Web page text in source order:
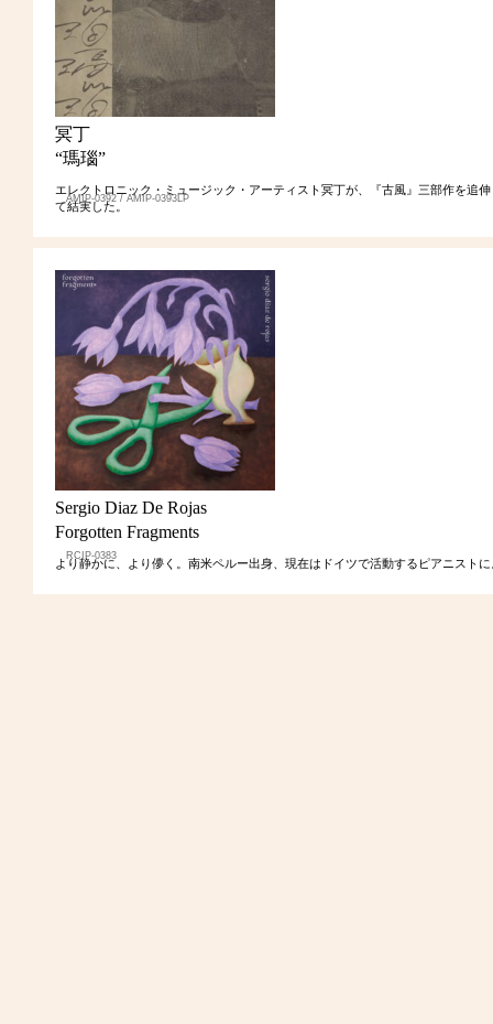
冥丁
“瑪瑙”
エレクトロニック・ミュージック・アーティスト冥丁が、『古風』三部作を追
て結実した。
AMIP-0392 / AMIP-0393LP
Sergio Diaz De Rojas
Forgotten Fragments
より静かに、より儚く。南米ペルー出身、現在はドイツで活動するピアニスト
RCIP-0383